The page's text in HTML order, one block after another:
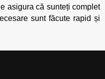
asigura că sunteți complet
sunt făcute rapid și